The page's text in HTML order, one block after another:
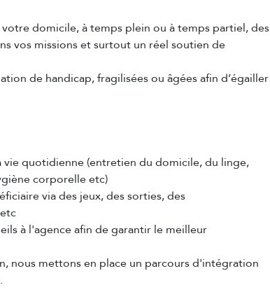
domicile, à temps plein ou à temps partiel, des
vos missions et surtout un réel soutien de
de handicap, fragilisées ou âgées afin d’égailler
vie quotidienne (entretien du domicile, du linge,
corporelle etc)
via des jeux, des sorties, des
à l'agence afin de garantir le meilleur
nous mettons en place un parcours d'intégration